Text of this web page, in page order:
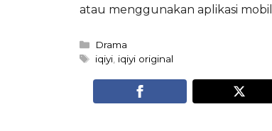
atau menggunakan aplikasi
Categories
Drama
Tags
iqiyi, iqiyi original